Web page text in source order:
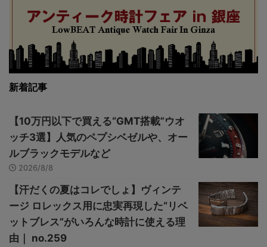
新着記事
【10万円以下で買える“GMT搭載”ウオ
ッチ3選】人気のペプシベゼルや、オー
ルブラックモデルなど
2026/8/8
【汗だくの夏はコレでしょ】ヴィンテ
ージ ロレックス用に忠実再現した“リベ
ットブレス”がいろんな時計に使える理
由｜ no.259